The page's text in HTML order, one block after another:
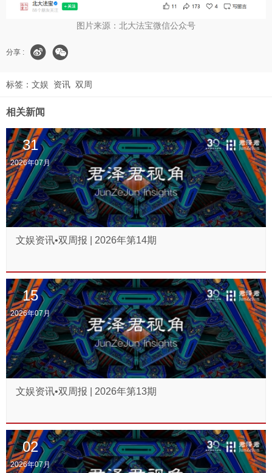
图片来源：北大法宝微信公众号
分享 :
标签： 文娱 资讯 双周
相关新闻
31
2026年07月
文娱资讯•双周报 | 2026年第14期
15
2026年07月
文娱资讯•双周报 | 2026年第13期
02
2026年07月